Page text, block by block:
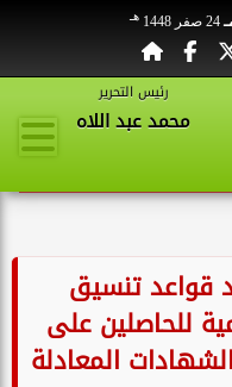
24 صفر 1448 هـ
رئيس التحرير
محمد عبد اللاه
قواعد تنسيق
للحاصلين على
المعادلة